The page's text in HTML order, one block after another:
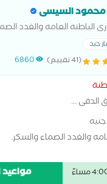
محمود السيسى
الباطنه العامه والغدد
جيد
(41 تقييم) 6860
الدقى...
جنيه
والغدد الصماء والسكر.
مواعيد